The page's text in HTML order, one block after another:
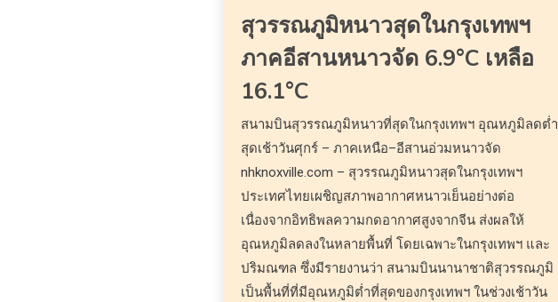
สุวรรณภูมิหนาวสุดในกรุงเทพฯ
ภาคอีสานหนาวจัด 6.9°C เหลือ
16.1°C
สนามบินสุวรรณภูมิหนาวที่สุดในกรุงเทพฯ อุณหภูมิลดต่ำ
สุดเช้าวันศุกร์ – ภาคเหนือ–อีสานอ่วมหนาวจัด
nhknoxville.com – สุวรรณภูมิหนาวสุดในกรุงเทพฯ
ประเทศไทยเผชิญสภาพอากาศหนาวเย็นอย่างต่อ
เนื่องจากอิทธิพลความกดอากาศสูงจากจีน ส่งผลให้
อุณหภูมิลดลงในหลายพื้นที่ โดยเฉพาะในกรุงเทพฯ และ
ปริมณฑล ซึ่งมีรายงานว่า สนามบินนานาชาติสุวรรณภูมิ
เป็นพื้นที่ที่มีอุณหภูมิต่ำที่สุดของกรุงเทพฯ ในช่วงเช้าวัน